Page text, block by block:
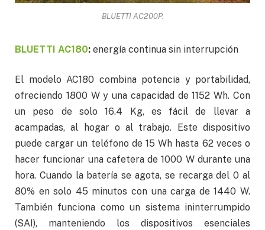
BLUETTI AC200P.
BLUETTI AC180: energía continua sin interrupción
El modelo AC180 combina potencia y portabilidad,
ofreciendo 1800 W y una capacidad de 1152 Wh. Con
un peso de solo 16.4 Kg, es fácil de llevar a
acampadas, al hogar o al trabajo. Este dispositivo
puede cargar un teléfono de 15 Wh hasta 62 veces o
hacer funcionar una cafetera de 1000 W durante una
hora. Cuando la batería se agota, se recarga del 0 al
80% en solo 45 minutos con una carga de 1440 W.
También funciona como un sistema ininterrumpido
(SAI), manteniendo los dispositivos esenciales